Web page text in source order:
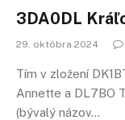
3DA0DL
29. októbra 2024
Tím v zložení
Annette a DL7BO
(bývalý názov…